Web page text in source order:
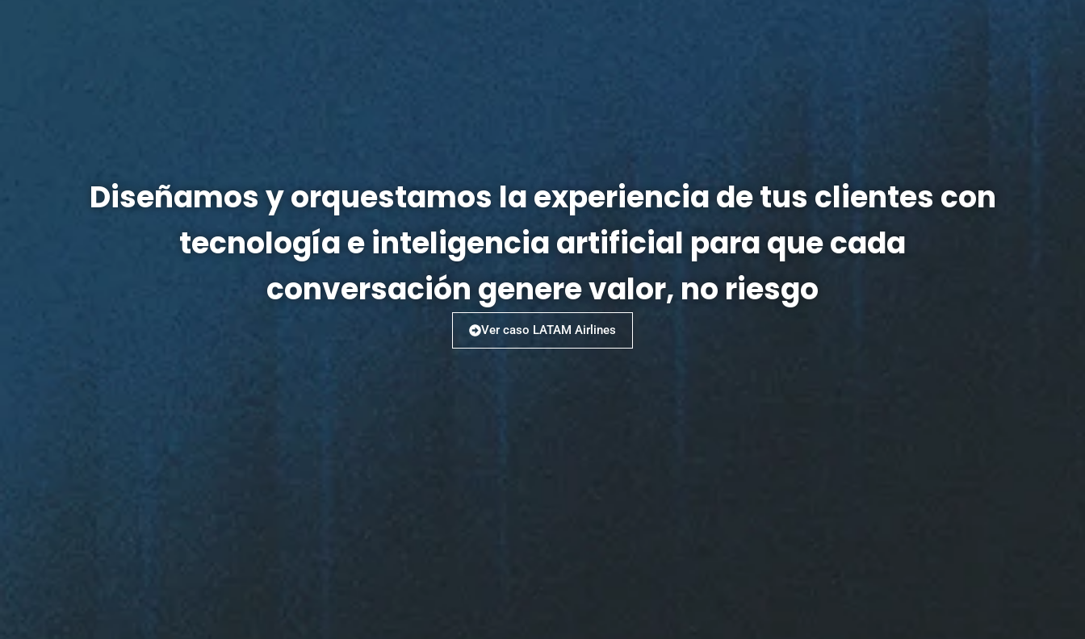
Diseñamos y orquestamos la experiencia de tus clientes con
tecnología e inteligencia artificial para que cada
conversación genere valor, no riesgo
Ver caso LATAM Airlines